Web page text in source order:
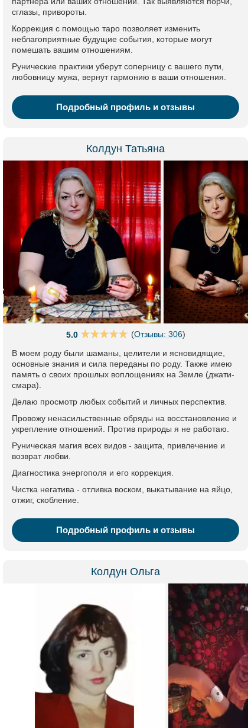
сглазы, привороты.
Коррекция с помощью таро позволяет изменить
неблагоприятные будущие события, которые могут
помешать вашим отношениям.
Рунические практики уберут соперницу с вашего пути,
любовницу мужа, вернут гармонию в ваши отношения.
Подробный профиль и отзывы
Колдун Татьяна
5.0 (Отзывы: 306)
В моем роду были шаманы, целители и ясновидящие,
основные знания и сила переданы по роду. Также имею
память о своих прошлых воплощениях на Земле (джати-
смара).
Делаю просмотр любых событий и личных перспектив.
Провожу ненасильственные обряды на восстановление и
укрепление отношений. Против природы я не работаю.
Руническая магия всех видов - защита, привлечение и
возврат любви.
Диагностика энергополя и его коррекция.
Чистка негатива - отливка воском, выкатывание на яйцо,
отжиг, скобление.
Подробный профиль и отзывы
Колдун Ольга